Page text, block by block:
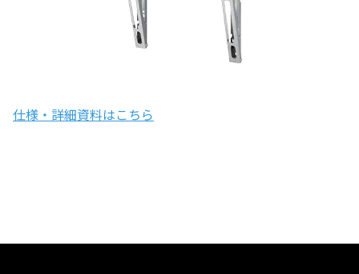
仕様・詳細資料はこちら